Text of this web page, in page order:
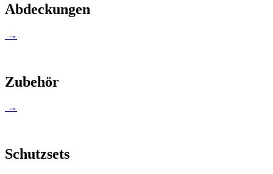
Abdeckungen
→
Zubehör
→
Schutzsets